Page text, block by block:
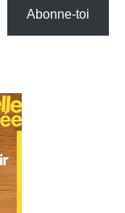
Abonne-toi